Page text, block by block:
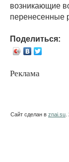
возникающие
перенесенные
Поделиться:
Реклама
Сайт сделан в znai.su